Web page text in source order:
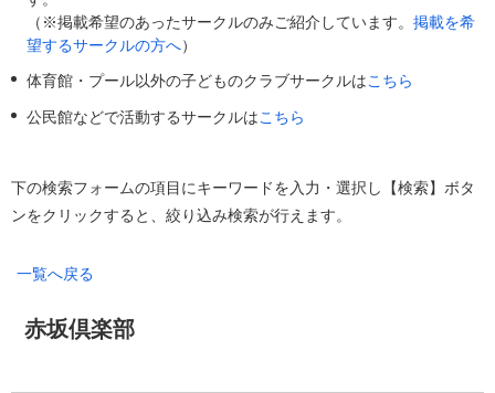
（※掲載希望のあったサークルのみご紹介しています。 掲載を希
望するサークルの方へ）
体育館・プール以外の子どものクラブサークルはこちら
公民館などで活動するサークルはこちら
下の検索フォームの項目にキーワードを入力・選択し【検索】ボタ
ンをクリックすると、絞り込み検索が行えます。
一覧へ戻る
赤坂倶楽部